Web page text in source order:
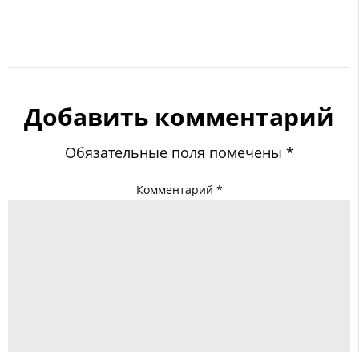
Добавить комментарий
Обязательные поля помечены *
Комментарий *